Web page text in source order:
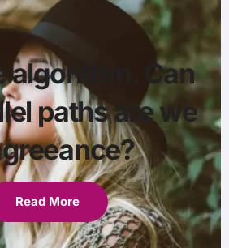
algorithm. Can
paths are we
Read More